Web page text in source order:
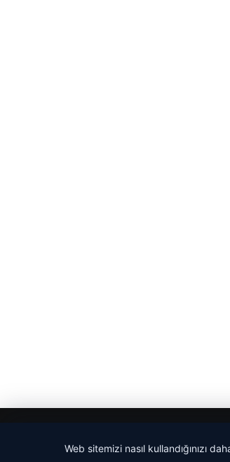
Web sitemizi nasıl kullandığınızı